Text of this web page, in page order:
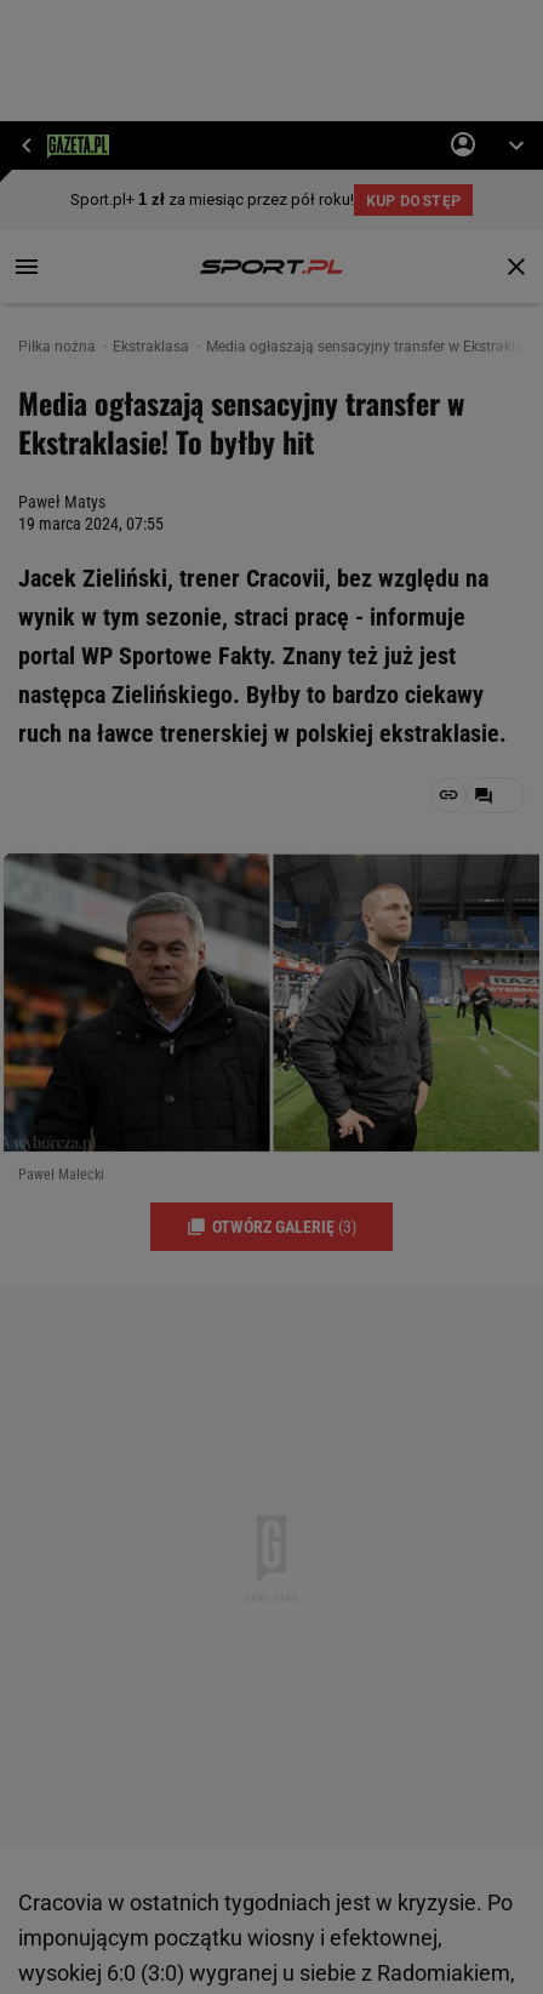
Piłka nożna Ekstraklasa Media ogłaszają sensacyjny transfer w
Media ogłaszają sensacyjny transfer w
Ekstraklasie! To byłby hit
Paweł Matys
19 marca 2024, 07:55
Jacek Zieliński, trener Cracovii, bez względu na
wynik w tym sezonie, straci pracę - informuje
portal WP Sportowe Fakty. Znany też już jest
następca Zielińskiego. Byłby to bardzo ciekawy
ruch na ławce trenerskiej w polskiej ekstraklasie.
Paweł Małecki
OTWÓRZ GALERIĘ (3)
Cracovia w ostatnich tygodniach jest w kryzysie. Po
imponującym początku wiosny i efektownej,
wysokiej 6:0 (3:0) wygranej u siebie z Radomiakiem,